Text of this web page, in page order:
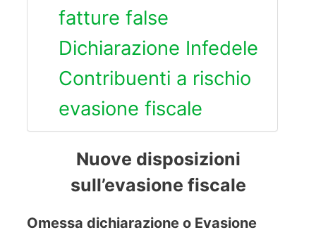
fatture false
Dichiarazione Infedele
Contribuenti a rischio
evasione fiscale
Nuove disposizioni
sull’evasione fiscale
Omessa dichiarazione o Evasione